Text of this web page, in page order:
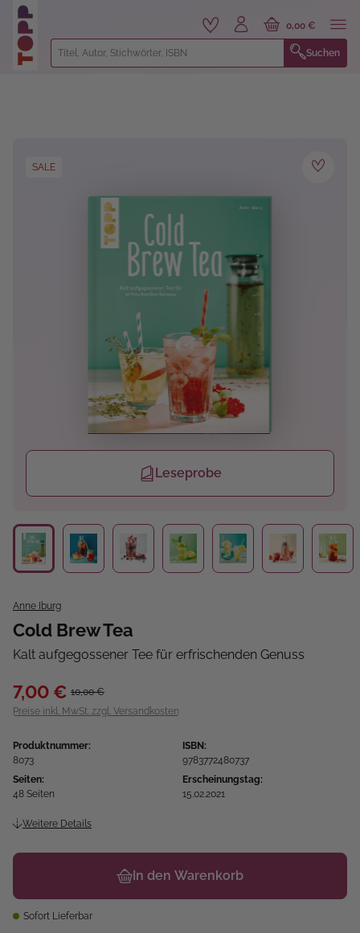
springen
Suchen
0,00 €
SALE
Leseprobe
Anne Iburg
Cold Brew Tea
Kalt aufgegossener Tee für erfrischenden Genuss
7,00 € 10,00 €
Preise inkl. MwSt. zzgl. Versandkosten
Produktnummer:
8073
ISBN:
9783772480737
Seiten:
48 Seiten
Erscheinungstag:
15.02.2021
Weitere Details
In den Warenkorb
Sofort Lieferbar